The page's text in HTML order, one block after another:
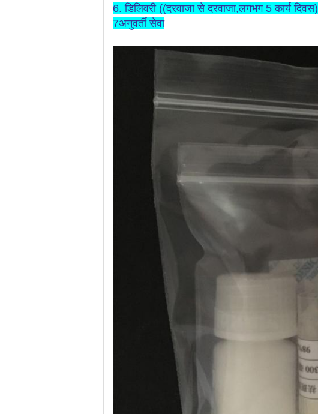
6. डिलिवरी ((दरवाजा से दरवाजा,लगभग 5 कार्य दिवस)
7अनुवर्ती सेवा